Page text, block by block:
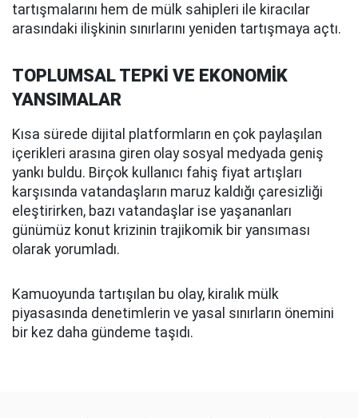
tartışmalarını hem de mülk sahipleri ile kiracılar
arasındaki ilişkinin sınırlarını yeniden tartışmaya açtı.
TOPLUMSAL TEPKİ VE EKONOMİK
YANSIMALAR
Kısa sürede dijital platformların en çok paylaşılan
içerikleri arasına giren olay sosyal medyada geniş
yankı buldu. Birçok kullanıcı fahiş fiyat artışları
karşısında vatandaşların maruz kaldığı çaresizliği
eleştirirken, bazı vatandaşlar ise yaşananları
günümüz konut krizinin trajikomik bir yansıması
olarak yorumladı.
Kamuoyunda tartışılan bu olay, kiralık mülk
piyasasında denetimlerin ve yasal sınırların önemini
bir kez daha gündeme taşıdı.